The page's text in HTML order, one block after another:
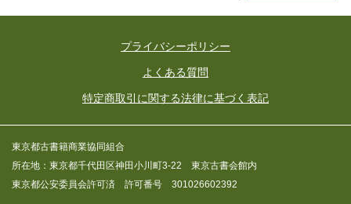
プライバシーポリシー
よくある質問
特定商取引に関する法律に基づく表記
東京都古書籍商業協同組合
所在地：東京都千代田区神田小川町3-22 東京古書会館内
東京都公安委員会許可済 許可番号 301026602392